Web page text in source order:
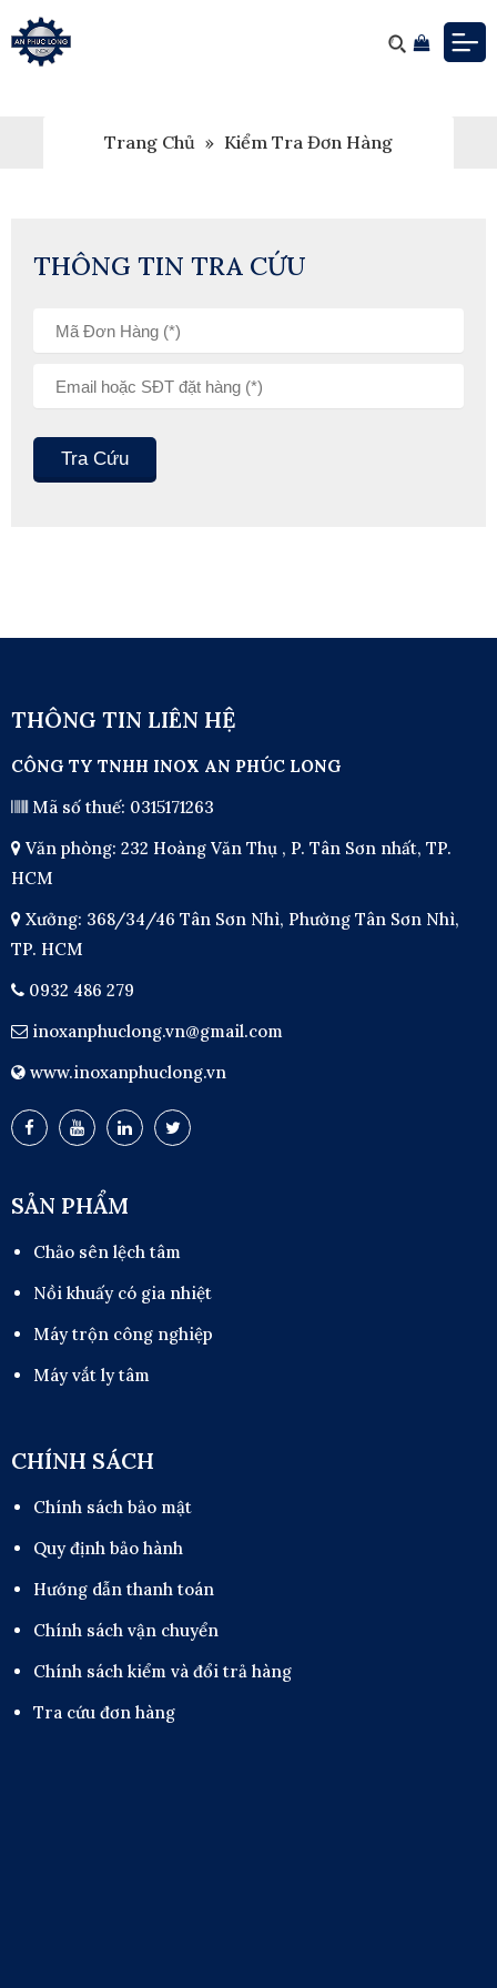
Trang Chủ » Kiểm Tra Đơn Hàng
THÔNG TIN TRA CỨU
Tra Cứu
THÔNG TIN LIÊN HỆ
CÔNG TY TNHH INOX AN PHÚC LONG
Mã số thuế: 0315171263
Văn phòng: 232 Hoàng Văn Thụ , P. Tân Sơn nhất, TP.
HCM
Xưởng: 368/34/46 Tân Sơn Nhì, Phường Tân Sơn Nhì,
TP. HCM
0932 486 279
inoxanphuclong.vn@gmail.com
www.inoxanphuclong.vn
SẢN PHẨM
Chảo sên lệch tâm
Nồi khuấy có gia nhiệt
Máy trộn công nghiệp
Máy vắt ly tâm
CHÍNH SÁCH
Chính sách bảo mật
Quy định bảo hành
Hướng dẫn thanh toán
Chính sách vận chuyển
Chính sách kiểm và đổi trả hàng
Tra cứu đơn hàng